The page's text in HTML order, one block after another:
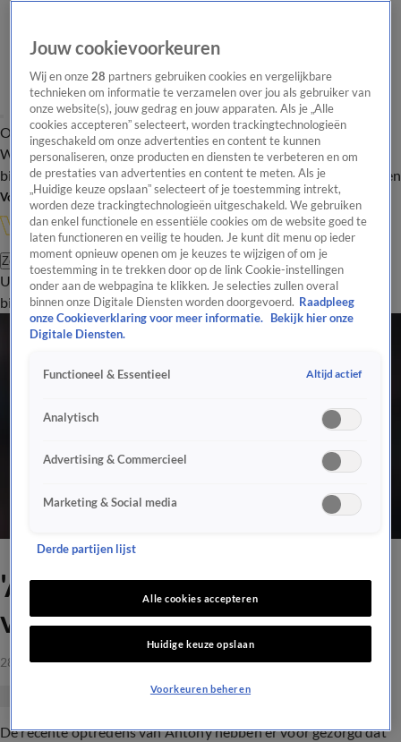
Overzicht Onze programma's Uitzendingen Onze gezichten
In de
WandelgangenInterviewsUitzending
bijwonenPodcastShopVeelgestelde vragenKijkersvraag insturen
Volg Vandaag Inside
Zoeken
UitzendingenVandaag InsideDe OranjezomerShopUitzending
bijwonen
'Ajax verhoogt minimale
vraagprijs voor Antony'
28 sep 2021, 08:45
De recente optredens van Antony hebben er voor gezorgd dat
Jouw cookievoorkeuren
Wij en onze28 partners gebruiken cookies en vergelijkbare
technieken om informatie te verzamelen over jou als gebruiker van
onze website(s), jouw gedrag en jouw apparaten. Als je „Alle
cookies accepteren” selecteert, worden trackingtechnologieën
ingeschakeld om onze advertenties en content te kunnen
personaliseren, onze producten en diensten te verbeteren en om
de prestaties van advertenties en content te meten. Als je
„Huidige keuze opslaan” selecteert of je toestemming intrekt,
worden deze trackingtechnologieën uitgeschakeld. We gebruiken
dan enkel functionele en essentiële cookies om de website goed te
laten functioneren en veilig te houden. Je kunt dit menu op ieder
moment opnieuw openen om je keuzes te wijzigen of om je
toestemming in te trekken door op de link Cookie-instellingen
onder aan de webpagina te klikken. Je selecties zullen overal
binnen onze Digitale Diensten worden doorgevoerd. Raadpleeg
onze Cookieverklaring voor meer informatie.
Bekijk hier onze
Digitale Diensten.
Functioneel & Essentieel Altijd actief
Analytisch
Advertising & Commercieel
Marketing & Social media
Derde partijen lijst
Alle cookies accepteren
Huidige keuze opslaan
Voorkeuren beheren